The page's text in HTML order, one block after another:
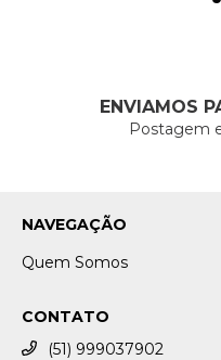
ENVIAMOS
Postagem
NAVEGAÇÃO
Quem Somos
CONTATO
(51) 999037902